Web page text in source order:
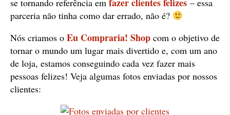
se tornando referência em
– essa
parceria não tinha como dar errado, não é?
Nós criamos o Eu Compraria! Shop com o objetivo de
tornar o mundo um lugar mais divertido e, com um ano
de loja, estamos conseguindo cada vez fazer mais
pessoas felizes! Veja algumas fotos enviadas por nossos
clientes: